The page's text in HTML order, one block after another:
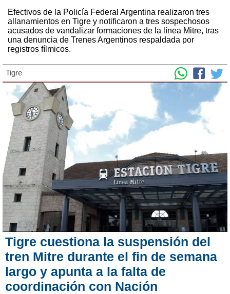
Efectivos de la Policía Federal Argentina realizaron tres
allanamientos en Tigre y notificaron a tres sospechosos
acusados de vandalizar formaciones de la línea Mitre, tras
una denuncia de Trenes Argentinos respaldada por
registros fílmicos.
Tigre
Tigre cuestiona la suspensión del
tren Mitre durante el fin de semana
largo y apunta a la falta de
coordinación con Nación